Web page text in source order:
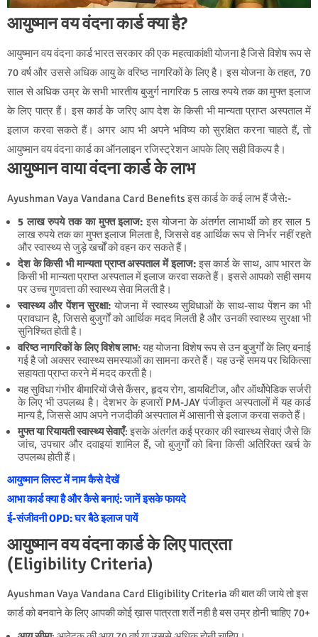
आयुष्मान वय वंदना कार्ड क्या है?
आयुष्मान वय वंदना कार्ड भारत सरकार की एक महत्वाकांक्षी योजना है जिसे विशेष रूप से
70 वर्ष और उससे अधिक आयु के वरिष्ठ नागरिकों के लिए है। इस योजना के तहत, 70
साल से अधिक उम्र के सभी भारतीय बुजुर्ग नागरिक 5 लाख रुपये तक का मुफ्त इलाज
के लिए पात्र हैं। इस कार्ड के जरिए आप देश के किसी भी मान्यता प्राप्त अस्पताल में
इलाज करवा सकते हैं। अगर आप भी अपने भविष्य को सुरक्षित करना चाहते हैं, तो
आयुष्मान वय वंदना कार्ड का ऑनलाइन रजिस्ट्रेशन आपके लिए सही विकल्प है।
आयुष्मान वाया वंदना कार्ड के लाभ
Ayushman Vaya Vandana Card Benefits इस कार्ड के कई लाभ हैं जैसे:-
5 लाख रुपये तक का मुफ्त इलाज: इस योजना के अंतर्गत लाभार्थी को हर साल 5
लाख रुपये तक का मुफ्त इलाज मिलता है, जिससे वह आर्थिक रूप से निर्भर नहीं रहते
और स्वास्थ्य से जुड़े खर्चों को वहन कर सकते हैं।
देश के किसी भी मान्यता प्राप्त अस्पताल में इलाज:इस कार्ड के साथ, आप भारत के
किसी भी मान्यता प्राप्त अस्पताल में इलाज करवा सकते हैं। इससे आपको सही समय
पर उच्च गुणवत्ता की स्वास्थ्य सेवा मिलती है।
स्वास्थ्य और पेंशन सुरक्षा: योजना में स्वास्थ्य सुविधाओं के साथ-साथ पेंशन का भी
प्रावधान है, जिससे बुजुर्गों को आर्थिक मदद मिलती है और उनकी स्वास्थ्य सुरक्षा भी
सुनिश्चित होती है।
वरिष्ठ नागरिकों के लिए विशेष लाभ: यह योजना विशेष रूप से उन बुजुर्गों के लिए बनाई
गई है जो अक्सर स्वास्थ्य समस्याओं का सामना करते हैं। यह उन्हें समय पर चिकित्सा
सहायता प्राप्त करने में मदद करती है।
यह सुविधा गंभीर बीमारियों जैसे कैंसर, हृदय रोग, डायबिटीज, और ऑर्थोपेडिक सर्जरी
के लिए भी उपलब्ध है। देशभर के हजारों PM-JAY पंजीकृत अस्पतालों में यह कार्ड
मान्य है, जिससे आप अपने नजदीकी अस्पताल में आसानी से इलाज करवा सकते हैं।
मुफ्त या रियायती स्वास्थ्य सेवाएँ: इसके अंतर्गत कई प्रकार की स्वास्थ्य सेवाएं जैसे कि
जांच, उपचार और दवाइयां शामिल हैं, जो बुजुर्गों को बिना किसी अतिरिक्त खर्च के
उपलब्ध होती हैं।
आयुष्मान लिस्ट में नाम कैसे देखें
आभा कार्ड क्या है और कैसे बनाएं: जानें इसके फायदे
ई-संजीवनी OPD: घर बैठे इलाज पायें
आयुष्मान वय वंदना कार्ड के लिए पात्रता
(Eligibility Criteria)
Ayushman Vaya Vandana Card Eligibility Criteria की बात की जाये तो इस
कार्ड को बनवाने के लिए आपकी कोई ख़ास पात्रता शर्ते नही है बस उम्र होनी चाहिए 70+